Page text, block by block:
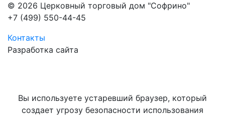
© 2026 Церковный торговый дом "Софрино"
+7 (499) 550-44-45
Контакты
Разработка сайта
Вы используете устаревший браузер, который
создает угрозу безопасности использования